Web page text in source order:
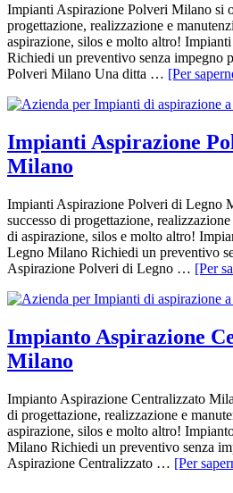
Impianti Aspirazione Polveri Milano si
progettazione, realizzazione e
aspirazione, silos e molto altro!
Richiedi un preventivo senza impegno
Polveri Milano Una ditta … [Per
Impianti Aspirazione
Milano
Impianti Aspirazione Polveri di Legno
successo di progettazione,
di aspirazione, silos e molto altro!
Legno Milano Richiedi un preventivo
Aspirazione Polveri di Legno … [Per
Impianto Aspirazione
Milano
Impianto Aspirazione Centralizzato
di progettazione, realizzazione e
aspirazione, silos e molto altro!
Milano Richiedi un preventivo senza
Aspirazione Centralizzato … [Per